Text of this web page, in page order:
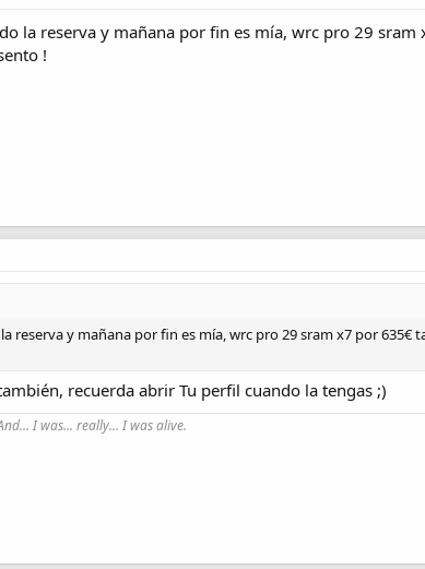
la reserva y mañana por fin es mía, wrc pro 29
!
reserva y mañana por fin es mía, wrc pro 29 sram x7 por 635€
recuerda abrir Tu perfil cuando la tengas ;)
I was... really... I was alive.